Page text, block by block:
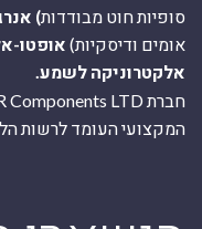
סופיות חוט מבודדות)
אומים ודיסקיות) אופטו-
אלקטרוניקה לשמע.
המקצועי העומד לרשות